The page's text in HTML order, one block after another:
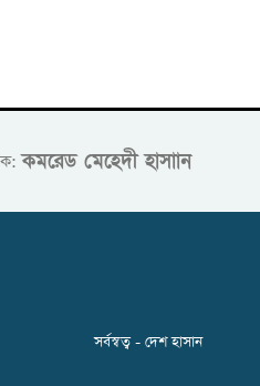
কমরেড মেহেদী হাসাান
সর্বস্বত্ব - দেশ হাসান